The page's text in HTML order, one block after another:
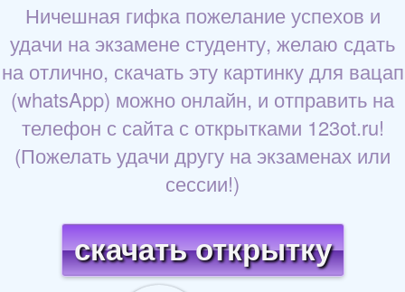
Ничешная гифка пожелание успехов и
удачи на экзамене студенту, желаю сдать
на отлично, скачать эту картинку для вацап
(whatsApp) можно онлайн, и отправить на
телефон с сайта с открытками 123ot.ru!
(Пожелать удачи другу на экзаменах или
сессии!)
скачать открытку